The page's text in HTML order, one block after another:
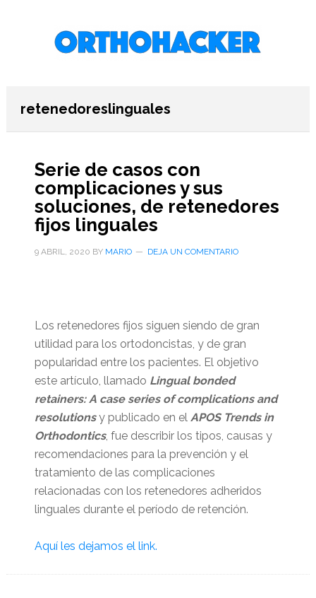
primaria
retenedoreslinguales
Serie de casos con
complicaciones y sus
soluciones, de retenedores
fijos linguales
9 ABRIL, 2020 BY MARIO DEJA UN COMENTARIO
Los retenedores fijos siguen siendo de gran
utilidad para los ortodoncistas, y de gran
popularidad entre los pacientes. El objetivo
este artículo, llamado Lingual bonded
retainers: A case series of complications and
resolutionsy publicado en el APOS Trends in
Orthodontics, fue describir los tipos, causas y
recomendaciones para la prevención y el
tratamiento de las complicaciones
relacionadas con los retenedores adheridos
linguales durante el período de retención.
Aquí les dejamos el link.